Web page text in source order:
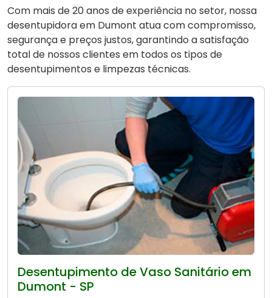
Com mais de 20 anos de experiência no setor, nossa
desentupidora em Dumont atua com compromisso,
segurança e preços justos, garantindo a satisfação
total de nossos clientes em todos os tipos de
desentupimentos e limpezas técnicas.
Desentupimento de Vaso Sanitário em
Dumont - SP